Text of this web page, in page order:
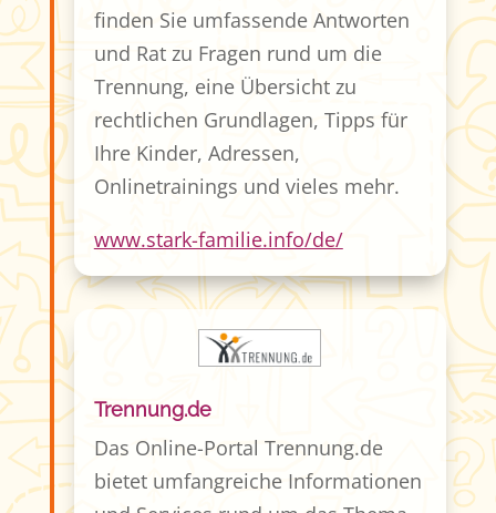
finden Sie umfassende Antworten
und Rat zu Fragen rund um die
Trennung, eine Übersicht zu
rechtlichen Grundlagen, Tipps für
Ihre Kinder, Adressen,
Onlinetrainings und vieles mehr.
www.stark-familie.info/de/
Trennung.de
Das Online-Portal Trennung.de
bietet umfangreiche Informationen